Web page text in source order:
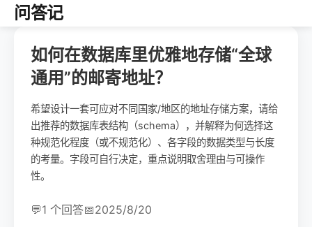
问答记
如何在数据库里优雅地存储“全球
通用”的邮寄地址？
希望设计一套可应对不同国家/地区的地址存储方案，请给
出推荐的数据库表结构（schema），并解释为何选择这
种规范化程度（或不规范化）、各字段的数据类型与长度
的考量。字段可自行决定，重点说明取舍理由与可操作
性。
💬1 个回答📅2025/8/20